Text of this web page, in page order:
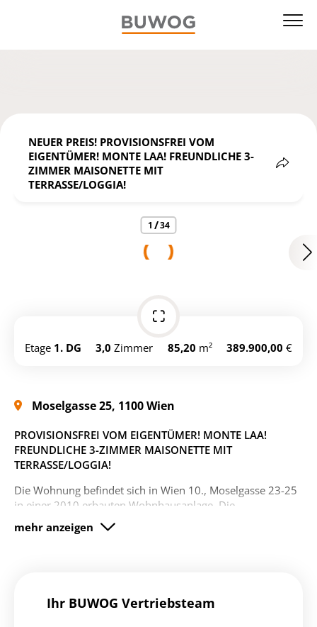
NEUER PREIS! PROVISIONSFREI VOM
EIGENTÜMER! MONTE LAA! FREUNDLICHE 3-
ZIMMER MAISONETTE MIT
TERRASSE/LOGGIA!
https://ibexa.vonovia.de/buwog_at_ger_de/
16414231
1 /34
Etage 1. DG 3,0 Zimmer 85,20 m² 389.900,00 €
Moselgasse 25, 1100 Wien
PROVISIONSFREI VOM EIGENTÜMER! MONTE LAA!
FREUNDLICHE 3-ZIMMER MAISONETTE MIT
TERRASSE/LOGGIA!
Die Wohnung befindet sich in Wien 10., Moselgasse 23-25
in einer 2010 erbauten Wohnhausanlage. Die
Maisonettewohnung befindet sich im 3.OG
(Eingangsbereich und Abstellraum) und DG und verfügt
Aus datenschutzrechtlichen Gründen freuen wir uns
Ihr BUWOG Vertriebsteam